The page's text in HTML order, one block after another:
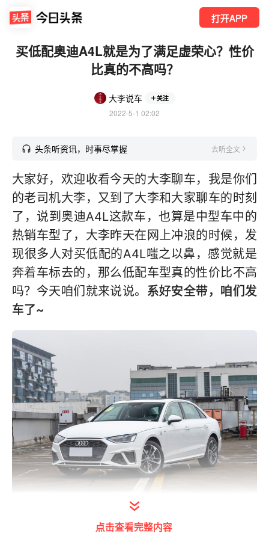
打开APP
买低配奥迪A4L就是为了满足虚荣心？性价
比真的不高吗？
大李说车 关注
2022-5-1 02:02
头条听资讯，时事尽掌握 去听全文
大家好，欢迎收看今天的大李聊车，我是你们
的老司机大李，又到了大李和大家聊车的时刻
了，说到奥迪A4L这款车，也算是中型车中的
热销车型了，大李昨天在网上冲浪的时候，发
现很多人对买低配的A4L嗤之以鼻，感觉就是
奔着车标去的，那么低配车型真的性价比不高
吗？今天咱们就来说说。 系好安全带，咱们发
车了~
22款低配奥迪A4L 40 TFSI 时尚动感型
点击查看完整内容